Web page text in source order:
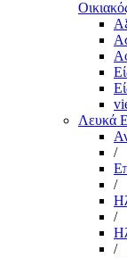
Λευκά
/
/
/
/